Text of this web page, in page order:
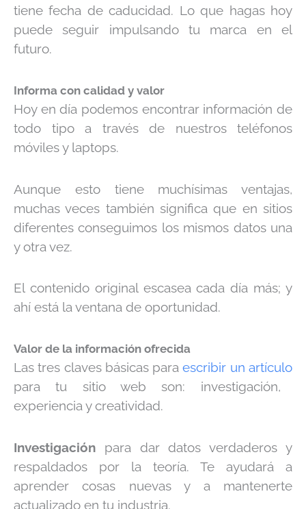
tiene fecha de caducidad. Lo que hagas hoy
puede seguir impulsando tu marca en el
futuro.
Informa con calidad y valor
Hoy en día podemos encontrar información de
todo tipo a través de nuestros teléfonos
móviles y laptops.
Aunque esto tiene muchísimas ventajas,
muchas veces también significa que en sitios
diferentes conseguimos los mismos datos una
y otra vez.
El contenido original escasea cada día más; y
ahí está la ventana de oportunidad.
Valor de la información ofrecida
Las tres claves básicas paraescribir un artículo
para tu sitio web son: investigación,
experiencia y creatividad.
Investigación para dar datos verdaderos y
respaldados por la teoría. Te ayudará a
aprender cosas nuevas y a mantenerte
actualizado en tu industria.